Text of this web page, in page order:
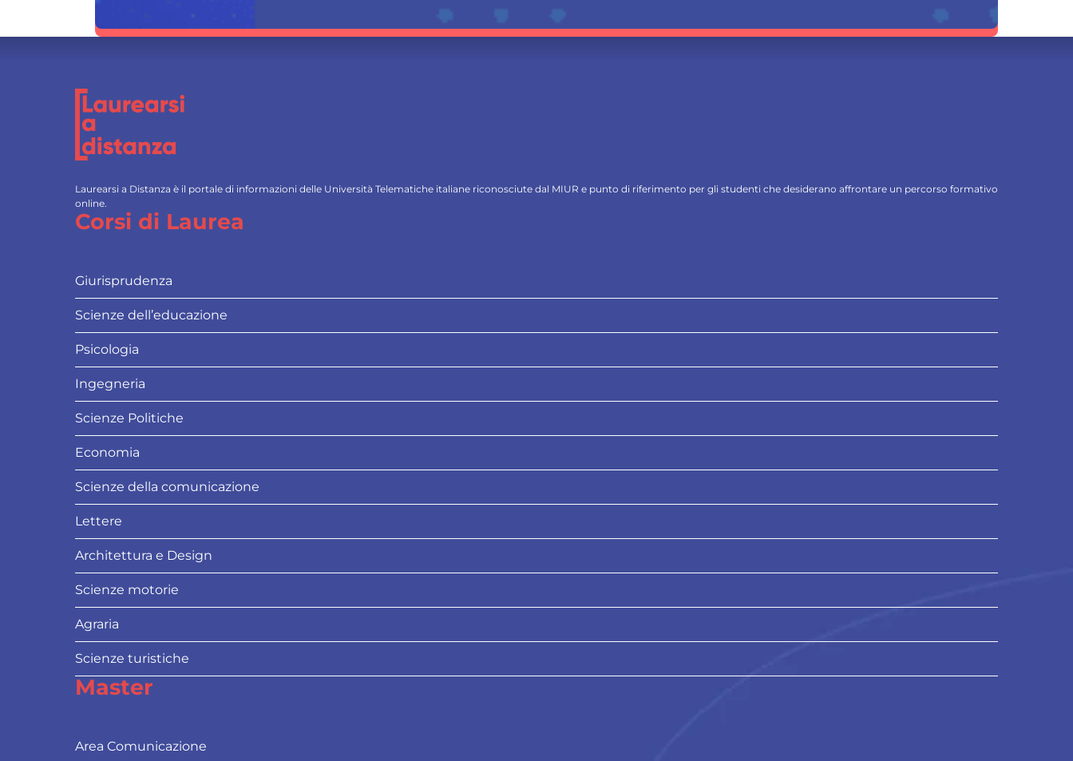
Laurearsi a Distanza è il portale di informazioni delle Università Telematiche italiane riconosciute dal MIUR e punto di riferimento per gli studenti che desiderano affrontare un percorso formativo
online.
Corsi di Laurea
Giurisprudenza
Scienze dell’educazione
Psicologia
Ingegneria
Scienze Politiche
Economia
Scienze della comunicazione
Lettere
Architettura e Design
Scienze motorie
Agraria
Scienze turistiche
Master
Area Comunicazione